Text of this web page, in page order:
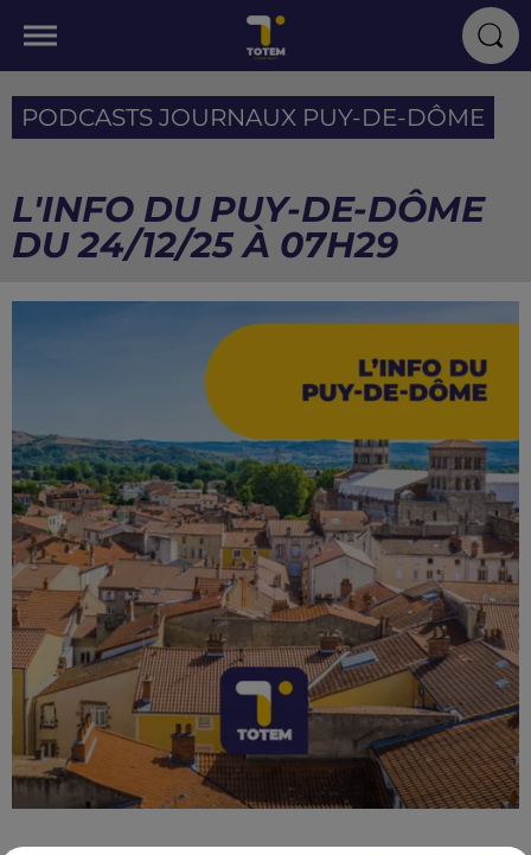
PODCASTS JOURNAUX PUY-DE-DÔME
L'INFO DU PUY-DE-DÔME
DU 24/12/25 À 07H29